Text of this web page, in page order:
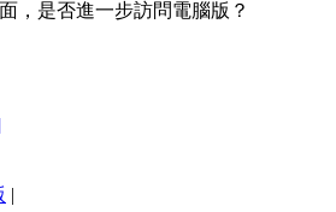
，是否進一步訪問電腦版？
|